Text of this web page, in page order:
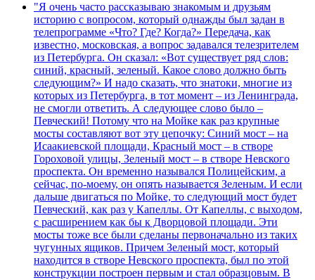
"Я очень часто рассказываю знакомым и друзьям
историю с вопросом, который однажды был задан в
телепрограмме «Что? Где? Когда?» Передача, как
известно, московская, а вопрос задавался телезрителем
из Петербурга. Он сказал: «Вот существует ряд слов:
синий, красный, зеленый. Какое слово должно быть
следующим?» И надо сказать, что знатоки, многие из
которых из Петербурга, в тот момент – из Ленинграда,
не смогли ответить. А следующее слово было –
Певческий! Потому что на Мойке как раз крупные
мосты составляют вот эту цепочку: Синий мост – на
Исаакиевской площади, Красный мост – в створе
Гороховой улицы, Зеленый мост – в створе Невского
проспекта. Он временно назывался Полицейским, а
сейчас, по-моему, он опять называется Зеленым. И если
дальше двигаться по Мойке, то следующий мост будет
Певческий, как раз у Капеллы. От Капеллы, с выходом,
с расширением как бы к Дворцовой площади. Эти
мосты тоже все были сделаны первоначально из таких
чугунных ящиков. Причем Зеленый мост, который
находится в створе Невского проспекта, был по этой
конструкции построен первым и стал образцовым. В